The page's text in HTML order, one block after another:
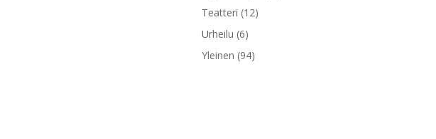
Teatteri (12)
Urheilu (6)
Yleinen (94)